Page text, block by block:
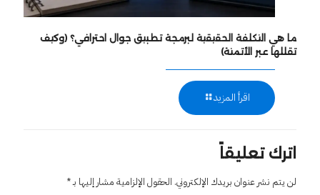
ما هي التكلفة الحقيقية لبرمجة تطبيق جوال احترافي؟ (وكيف
تقللها عبر الأتمتة)
اقرأ المزيد
اترك تعليقاً
لن يتم نشر عنوان بريدك الإلكتروني. الحقول الإلزامية مشار إليها بـ*